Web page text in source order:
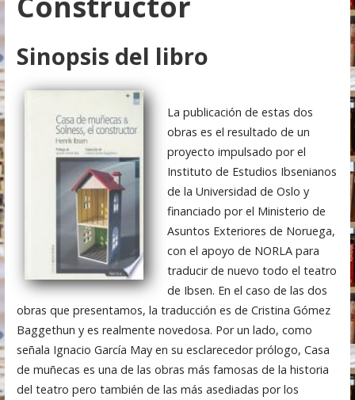
e
n
i
d
o
Sinopsis del libro
La publicación de estas dos
obras es el resultado de un
proyecto impulsado por el
Instituto de Estudios Ibsenianos
de la Universidad de Oslo y
financiado por el Ministerio de
Asuntos Exteriores de Noruega,
con el apoyo de NORLA para
traducir de nuevo todo el teatro
de Ibsen. En el caso de las dos
obras que presentamos, la traducción es de Cristina Gómez
Baggethun y es realmente novedosa. Por un lado, como
señala Ignacio García May en su esclarecedor prólogo, Casa
de muñecas es una de las obras más famosas de la historia
del teatro pero también de las más asediadas por los